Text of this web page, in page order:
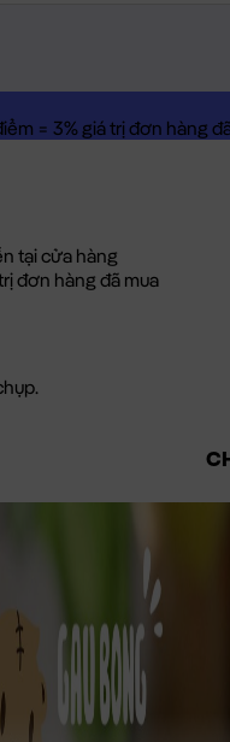
= 3% giá trị đơn hàng
tại cửa hàng
đơn hàng đã mua